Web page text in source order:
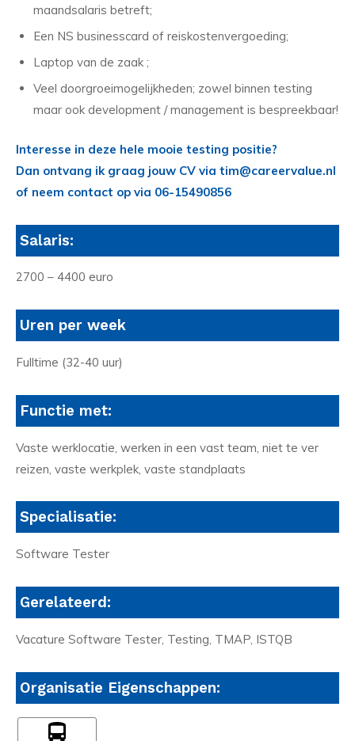
maandsalaris betreft;
Een NS businesscard of reiskostenvergoeding;
Laptop van de zaak ;
Veel doorgroeimogelijkheden; zowel binnen testing
maar ook development / management is bespreekbaar!
Interesse in deze hele mooie testing positie?
Dan ontvang ik graag jouw CV via tim@careervalue.nl
of neem contact op via 06-15490856
Salaris:
2700 – 4400 euro
Uren per week
Fulltime (32-40 uur)
Functie met:
Vaste werklocatie, werken in een vast team, niet te ver
reizen, vaste werkplek, vaste standplaats
Specialisatie:
Software Tester
Gerelateerd:
Vacature Software Tester, Testing, TMAP, ISTQB
Organisatie Eigenschappen: